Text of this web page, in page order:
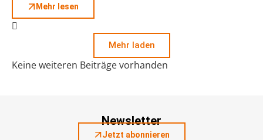
Mehr lesen
Mehr laden
Keine weiteren Beiträge vorhanden
Newsletter
Jetzt abonnieren